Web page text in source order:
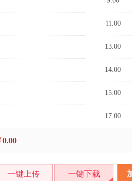
11.00
13.00
14.00
15.00
17.00
0.00
一键上传 一键下载